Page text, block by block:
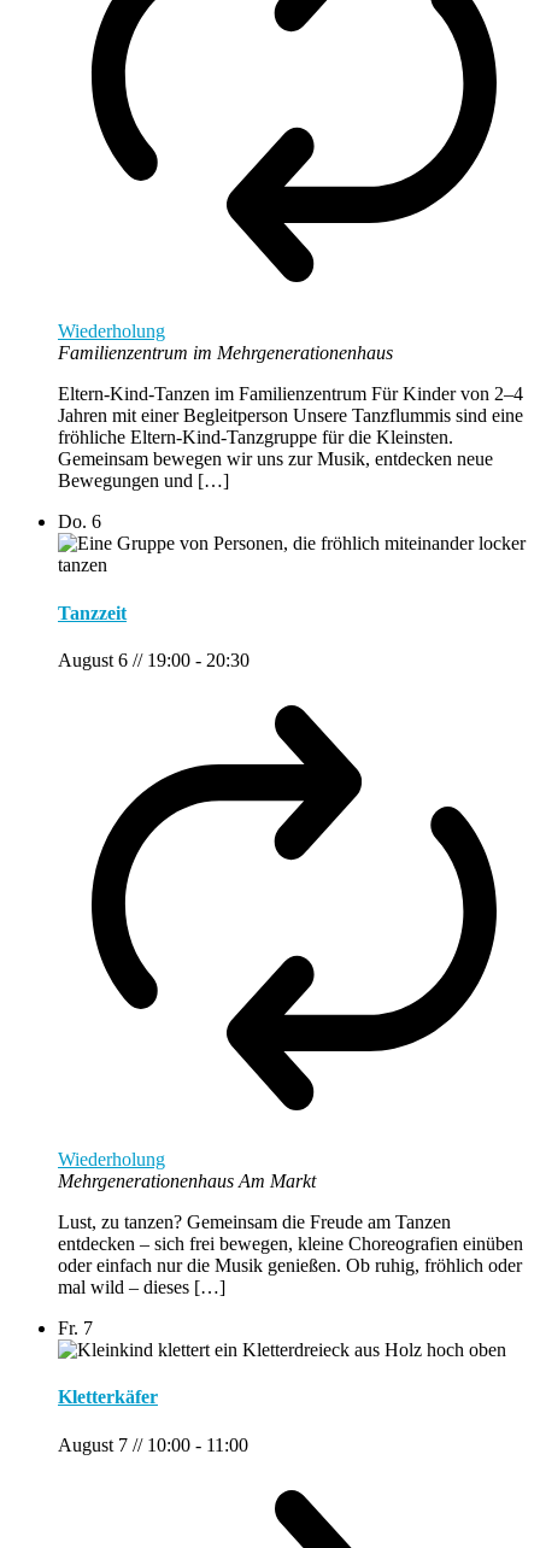
Wiederholung
Familienzentrum im Mehrgenerationenhaus
Eltern-Kind-Tanzen im Familienzentrum Für Kinder von 2–4
Jahren mit einer Begleitperson Unsere Tanzflummis sind eine
fröhliche Eltern-Kind-Tanzgruppe für die Kleinsten.
Gemeinsam bewegen wir uns zur Musik, entdecken neue
Bewegungen und […]
Do. 6
Tanzzeit
August 6 // 19:00 - 20:30
Wiederholung
Mehrgenerationenhaus Am Markt
Lust, zu tanzen? Gemeinsam die Freude am Tanzen
entdecken – sich frei bewegen, kleine Choreografien einüben
oder einfach nur die Musik genießen. Ob ruhig, fröhlich oder
mal wild – dieses […]
Fr. 7
Kletterkäfer
August 7 // 10:00 - 11:00